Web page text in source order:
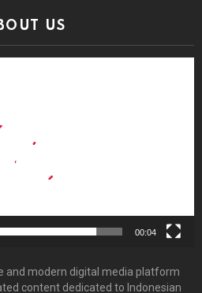
US
00:04
and modern digital media platform
content dedicated to Indonesian